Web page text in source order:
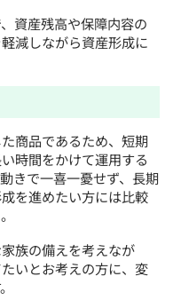
資産残高や保障内容の
減しながら資産形成に
商品であるため、短期
時間をかけて運用する
きで一喜一憂せず、長期
を進めたい方には比較
族の備えを考えなが
いとお考えの方に、変